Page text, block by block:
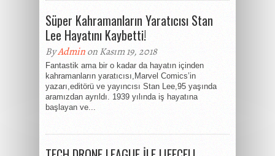
Süper Kahramanların Yaratıcısı Stan
Lee Hayatını Kaybetti!
ByAdminon Kasım 19, 2018
Fantastik ama bir o kadar da hayatın içinden
kahramanların yaratıcısı,Marvel Comics’in
yazarı,editörü ve yayıncısı Stan Lee,95 yaşında
aramızdan ayrıldı. 1939 yılında iş hayatına
başlayan ve...